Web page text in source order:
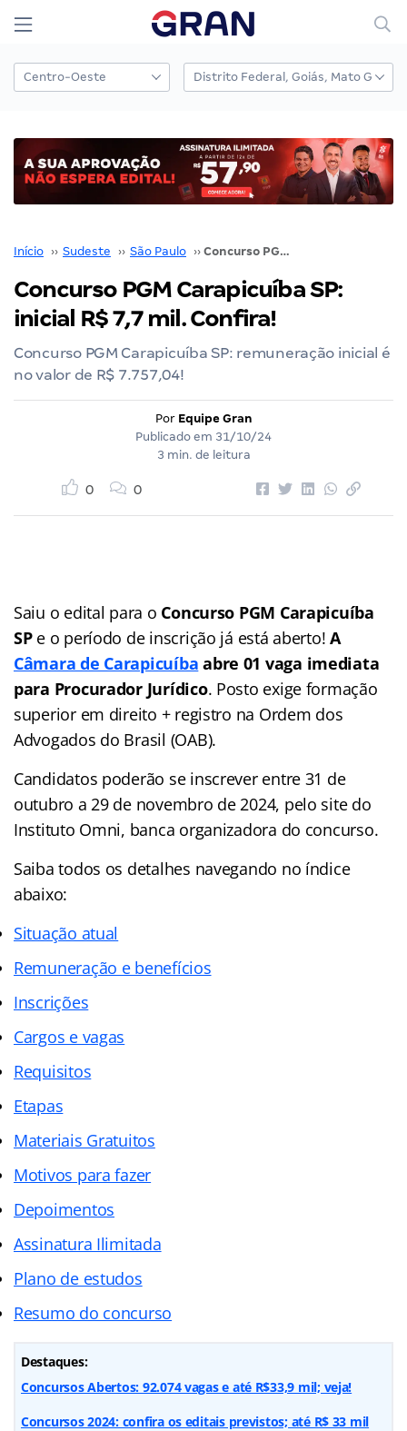
Início ›› Sudeste ›› São Paulo ›› Concurso PGM Carapicuíba SP: inicial R$ 7,7 mil. Confira!
Concurso PGM Carapicuíba SP:
inicial R$ 7,7 mil. Confira!
Concurso PGM Carapicuíba SP: remuneração inicial é
no valor de R$ 7.757,04!
Por Equipe Gran
Publicado em 31/10/24
3 min. de leitura
0 0
Saiu o edital para o Concurso PGM Carapicuíba
SPe o período de inscrição já está aberto!A
Câmara de Carapicuíba abre 01 vaga imediata
para Procurador Jurídico. Posto exige formação
superior em direito + registro na Ordem dos
Advogados do Brasil (OAB).
Candidatos poderão se inscrever entre 31 de
outubro a 29 de novembro de 2024, pelo site do
Instituto Omni, banca organizadora do concurso.
Saiba todos os detalhes navegando no índice
abaixo:
Situação atual
Remuneração e benefícios
Inscrições
Cargos e vagas
Requisitos
Etapas
Materiais Gratuitos
Motivos para fazer
Depoimentos
Assinatura Ilimitada
Plano de estudos
Resumo do concurso
Destaques:
Concursos Abertos: 92.074 vagas e até R$33,9 mil; veja!
Concursos 2024: confira os editais previstos; até R$ 33 mil